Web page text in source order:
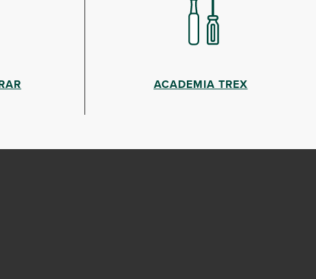
ACADEMIA TREX